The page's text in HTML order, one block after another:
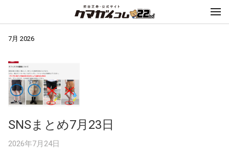
7月 2026
SNSまとめ7月23日
2026年7月24日